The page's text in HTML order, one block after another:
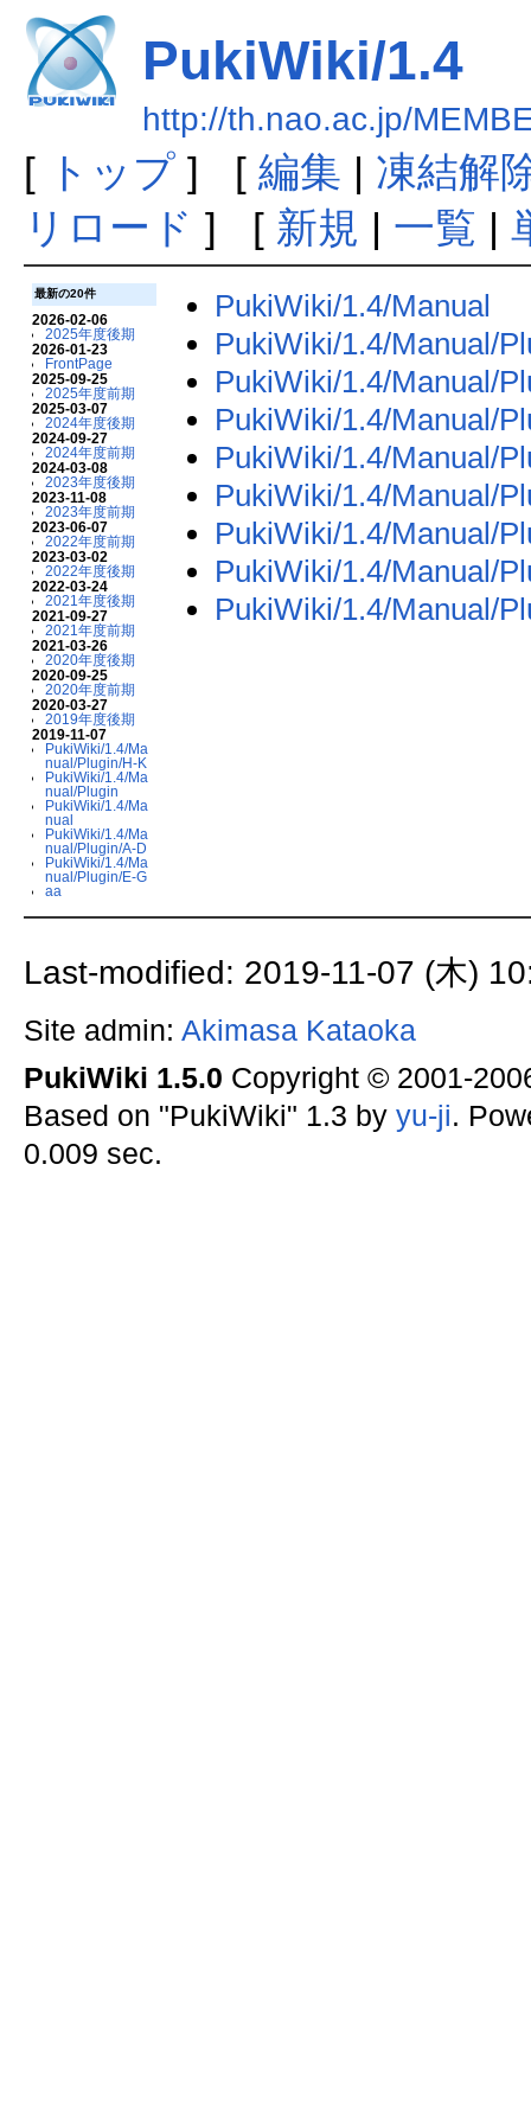
PukiWiki/1.4
http://th.nao.ac.jp/
[ トップ] [ 編集 | 凍結解
リロード ] [ 新規 | 一覧 |
最新の20件
2026-02-06
2025年度後期
2026-01-23
FrontPage
2025-09-25
2025年度前期
2025-03-07
2024年度後期
2024-09-27
2024年度前期
2024-03-08
2023年度後期
2023-11-08
2023年度前期
2023-06-07
2022年度前期
2023-03-02
2022年度後期
2022-03-24
2021年度後期
2021-09-27
2021年度前期
2021-03-26
2020年度後期
2020-09-25
2020年度前期
2020-03-27
2019年度後期
2019-11-07
PukiWiki/1.4/Ma
nual/Plugin/H-K
PukiWiki/1.4/Ma
nual/Plugin
PukiWiki/1.4/Ma
nual
PukiWiki/1.4/Ma
nual/Plugin/A-D
PukiWiki/1.4/Ma
nual/Plugin/E-G
aa
PukiWiki/1.4/Manual
PukiWiki/1.4/Manual/
PukiWiki/1.4/Manual/
PukiWiki/1.4/Manual/
PukiWiki/1.4/Manual/
PukiWiki/1.4/Manual/
PukiWiki/1.4/Manual/
PukiWiki/1.4/Manual/
PukiWiki/1.4/Manual/
Last-modified: 2019-11-07 (木)
Site admin: Akimasa Kataoka
PukiWiki 1.5.0 Copyright © 2001-
Based on "PukiWiki" 1.3 by yu-ji.
0.009 sec.